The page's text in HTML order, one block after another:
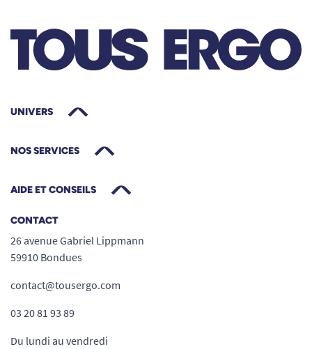
UNIVERS
NOS SERVICES
AIDE ET CONSEILS
CONTACT
26 avenue Gabriel Lippmann
59910 Bondues
contact@tousergo.com
03 20 81 93 89
Du lundi au vendredi